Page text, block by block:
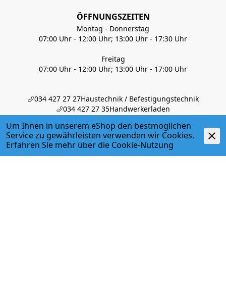
ÖFFNUNGSZEITEN
Montag - Donnerstag
07:00 Uhr - 12:00 Uhr; 13:00 Uhr - 17:30 Uhr
Freitag
07:00 Uhr - 12:00 Uhr; 13:00 Uhr - 17:00 Uhr
034 427 27 27Haustechnik / Befestigungstechnik
034 427 27 35Handwerkerladen
ÜBER UNS
Um Ihnen in unserem eShop den bestmöglichen
Service zu gewährleisten verwenden wir Cookies.
Erfahren Sie mehr über die Cookie-Nutzung